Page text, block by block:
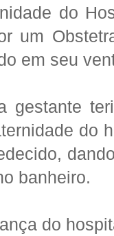
do
um
em seu
gestante
do
banheiro.
do